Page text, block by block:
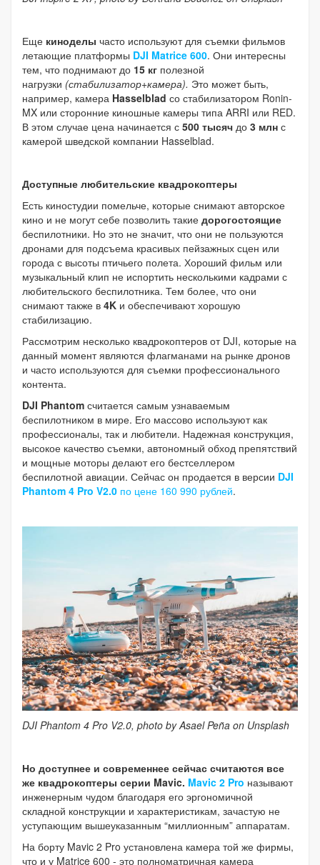
Еще киноделы часто используют для съемки фильмов
летающие платформы DJI Matrice 600. Они интересны
тем, что поднимают до 15 кг полезной
нагрузки (стабилизатор+камера). Это может быть,
например, камера Hasselblad со стабилизатором Ronin-
MX или сторонние киношные камеры типа ARRI или RED.
В этом случае цена начинается с 500 тысяч до 3 млн с
камерой шведской компании Hasselblad.
Доступные любительские квадрокоптеры
Есть киностудии помельче, которые снимают авторское
кино и не могут себе позволить такие дорогостоящие
беспилотники. Но это не значит, что они не пользуются
дронами для подсъема красивых пейзажных сцен или
города с высоты птичьего полета. Хороший фильм или
музыкальный клип не испортить несколькими кадрами с
любительского беспилотника. Тем более, что они
снимают также в 4K и обеспечивают хорошую
стабилизацию.
Рассмотрим несколько квадрокоптеров от DJI, которые на
данный момент являются флагманами на рынке дронов
и часто используются для съемки профессионального
контента.
DJI Phantom считается самым узнаваемым
беспилотником в мире. Его массово используют как
профессионалы, так и любители. Надежная конструкция,
высокое качество съемки, автономный обход препятствий
и мощные моторы делают его бестселлером
беспилотной авиации. Сейчас он продается в версии DJI
Phantom 4 Pro V2.0 по цене 160 990 рублей.
DJI Phantom 4 Pro V2.0, photo by Asael Peña on Unsplash
Но доступнее и современнее сейчас считаются все
же квадрокоптеры серии Mavic. Mavic 2 Pro называют
инженерным чудом благодаря его эргономичной
складной конструкции и характеристикам, зачастую не
уступающим вышеуказанным “миллионным” аппаратам.
На борту Mavic 2 Pro установлена камера той же фирмы,
что и у Matrice 600 - это полноматричная камера